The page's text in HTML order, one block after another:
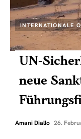
INTERNATIONALE
UN-
neue
Amani Diallo 26.